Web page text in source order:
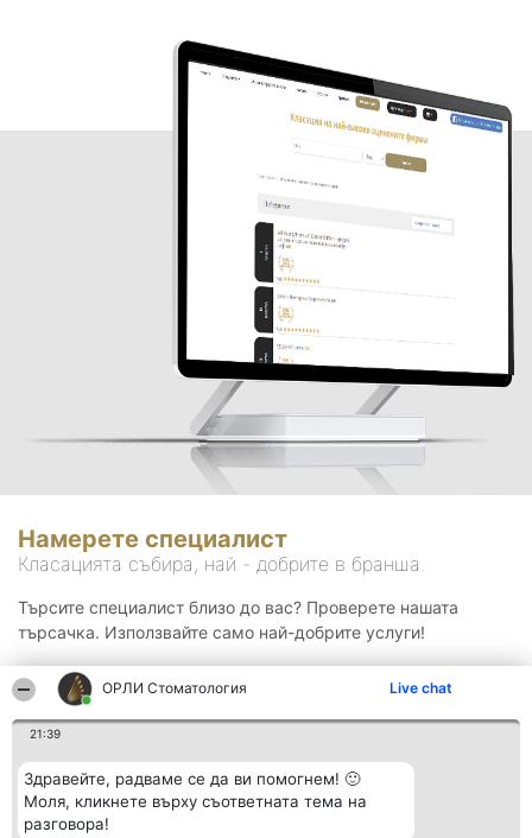
ОРЛИ Стоматология Live chat
21:39
Здравейте, радваме се да ви помогнем! 🙂
Моля, кликнете върху съответната тема на
разговора!
Намерете специалист
Класацията събира, най - добрите в бранша.
Търсите специалист близо до вас? Проверете нашата
търсачка. Използвайте само най-добрите услуги!